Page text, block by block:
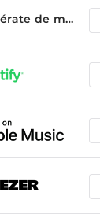
¡Entérate de más!